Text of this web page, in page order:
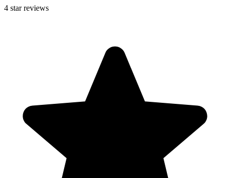
4 star reviews